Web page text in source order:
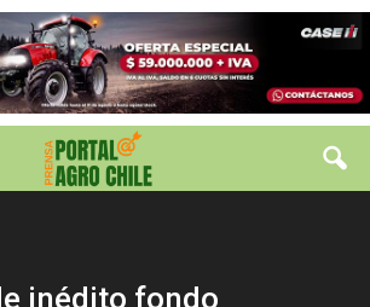
inédito fondo